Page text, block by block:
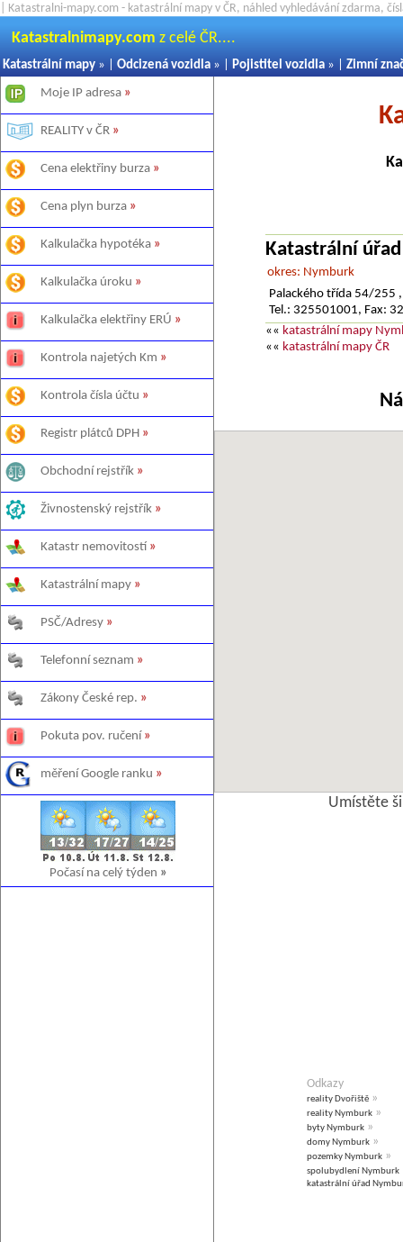
| Katastralni-mapy.com - katastrální mapy v ČR, náhled vyhledávání zdarma,
Katastralnimapy.com z celé ČR....
Katastrální mapy » | Odcizená vozidla » | Pojistitel vozidla » | Zimní
Moje IP adresa »
REALITY v ČR »
Cena elektřiny burza »
Cena plyn burza »
Kalkulačka hypotéka »
Kalkulačka úroku »
Kalkulačka elektřiny ERÚ »
Kontrola najetých Km »
Kontrola čísla účtu »
Registr plátců DPH »
Obchodní rejstřík »
Živnostenský rejstřík »
Katastr nemovitostí »
Katastrální mapy »
PSČ/Adresy »
Telefonní seznam »
Zákony České rep. »
Pokuta pov. ručení »
měření Google ranku »
Počasí na celý týden »
Katastrální
okres: Nymburk
Palackého třída 54/255
Tel.: 325501001, Fax:
«« katastrální mapy
«« katastrální mapy ČR
Umístěte
Odkazy
reality Dvořiště »
reality Nymburk »
byty Nymburk »
domy Nymburk »
pozemky Nymburk »
spolubydlení Nymburk
katastrální úřad